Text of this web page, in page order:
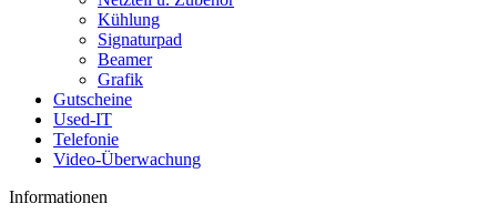
Kühlung
Signaturpad
Beamer
Grafik
Gutscheine
Used-IT
Telefonie
Video-Überwachung
Informationen